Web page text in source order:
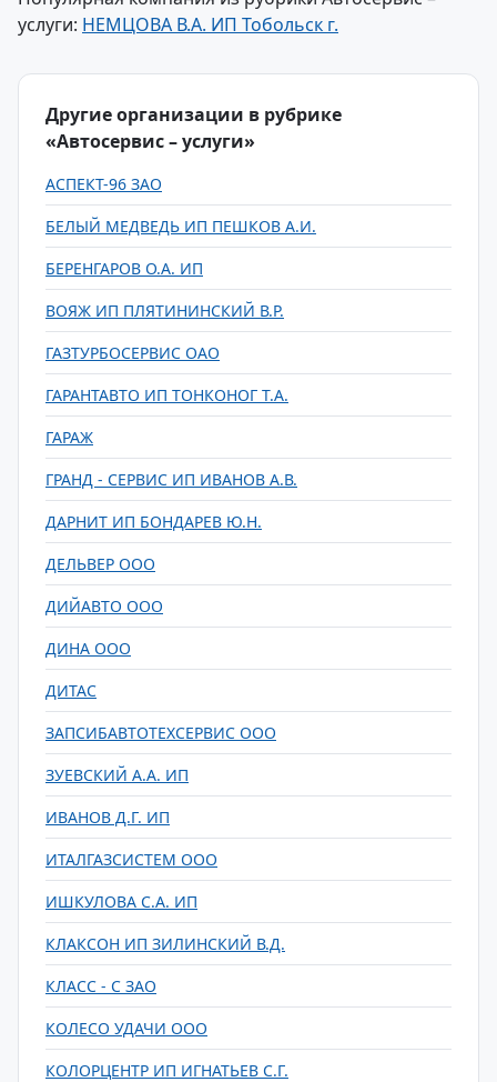
услуги: НЕМЦОВА В.А. ИП Тобольск г.
Другие организации в рубрике
«Автосервис – услуги»
АСПЕКТ-96 ЗАО
БЕЛЫЙ МЕДВЕДЬ ИП ПЕШКОВ А.И.
БЕРЕНГАРОВ О.А. ИП
ВОЯЖ ИП ПЛЯТИНИНСКИЙ В.Р.
ГАЗТУРБОСЕРВИС ОАО
ГАРАНТАВТО ИП ТОНКОНОГ Т.А.
ГАРАЖ
ГРАНД - СЕРВИС ИП ИВАНОВ А.В.
ДАРНИТ ИП БОНДАРЕВ Ю.Н.
ДЕЛЬВЕР ООО
ДИЙАВТО ООО
ДИНА ООО
ДИТАС
ЗАПСИБАВТОТЕХСЕРВИС ООО
ЗУЕВСКИЙ А.А. ИП
ИВАНОВ Д.Г. ИП
ИТАЛГАЗСИСТЕМ ООО
ИШКУЛОВА С.А. ИП
КЛАКСОН ИП ЗИЛИНСКИЙ В.Д.
КЛАСС - С ЗАО
КОЛЕСО УДАЧИ ООО
КОЛОРЦЕНТР ИП ИГНАТЬЕВ С.Г.